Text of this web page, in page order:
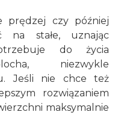
prędzej czy później
na stałe, uznając
do życia
niezwykle
Jeśli nie chce też
rozwiązaniem
maksymalnie